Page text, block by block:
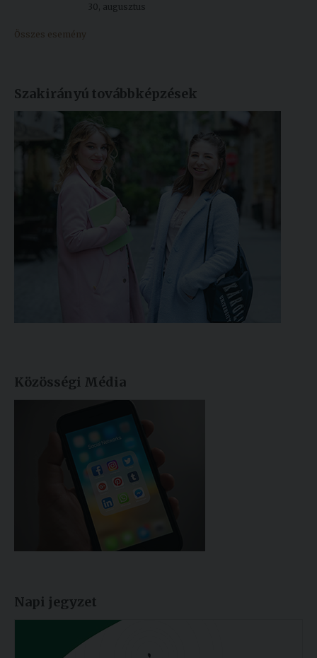
30, augusztus
Összes esemény
Szakirányú továbbképzések
Közösségi Média
Napi jegyzet